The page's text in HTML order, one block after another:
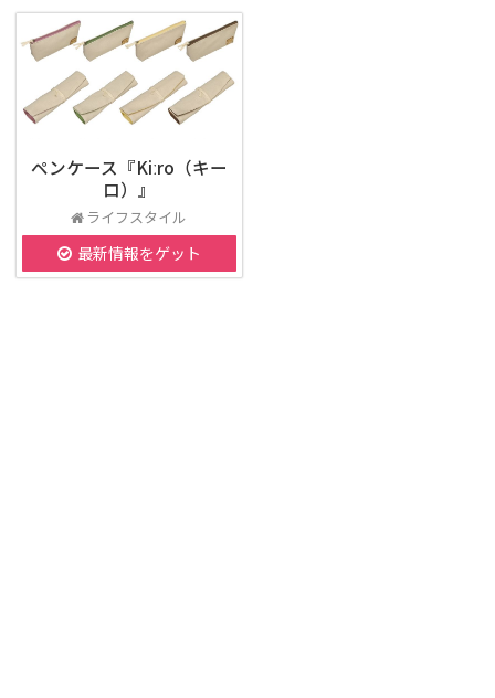
ペンケース『Kiːro（キー
ロ）』
ライフスタイル
最新情報をゲット